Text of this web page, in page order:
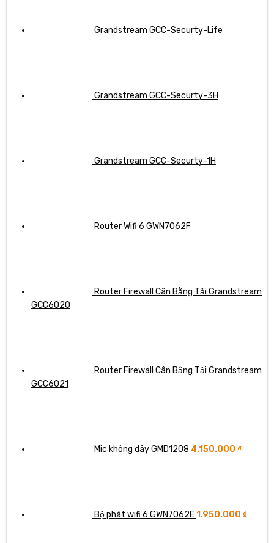
Grandstream GCC-Securty-Life
Grandstream GCC-Securty-3H
Grandstream GCC-Securty-1H
Router Wifi 6 GWN7062F
Router Firewall Cân Bằng Tải Grandstream
GCC6020
Router Firewall Cân Bằng Tải Grandstream
GCC6021
Mic không dây GMD1208 4.150.000 ₫
Bộ phát wifi 6 GWN7062E1.950.000 ₫